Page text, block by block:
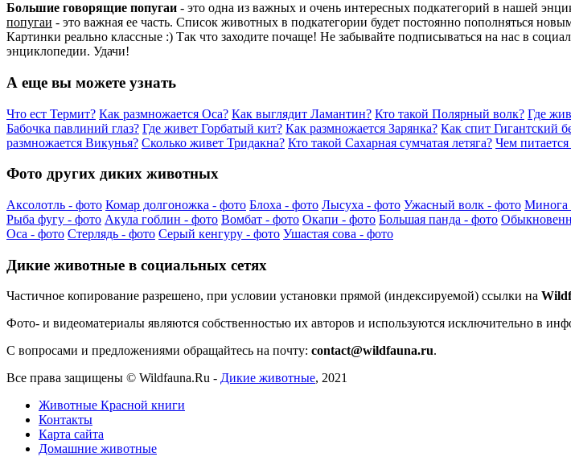
Большие говорящие попугаи - это одна из важных и очень интересных подкатегорий в нашей
попугаи - это важная ее часть. Список животных в подкатегории будет постоянно пополняться
Картинки реально классные :) Так что заходите почаще! Не забывайте подписываться на нас в
энциклопедии. Удачи!
А еще вы можете узнать
Что ест Термит? Как размножается Оса? Как выглядит Ламантин? Кто такой Полярный волк? Где
Бабочка павлиний глаз? Где живет Горбатый кит? Как размножается Зарянка? Как спит Гигантский
размножается Викунья? Сколько живет Тридакна? Кто такой Сахарная сумчатая летяга? Чем
Фото других диких животных
Аксолотль - фото Комар долгоножка - фото Блоха - фото Лысуха - фото Ужасный волк - фото Минога
Рыба фугу - фото Акула гоблин - фото Вомбат - фото Окапи - фото Большая панда - фото
Оса - фото Стерлядь - фото Серый кенгуру - фото Ушастая сова - фото
Дикие животные в социальных сетях
Частичное копирование разрешено, при условии установки прямой (индексируемой) ссылки на
Фото- и видеоматериалы являются собственностью их авторов и используются исключительно в
С вопросами и предложениями обращайтесь на почту: contact@wildfauna.ru.
Все права защищены © Wildfauna.Ru - Дикие животные, 2021
Животные Красной книги
Контакты
Карта сайта
Домашние животные